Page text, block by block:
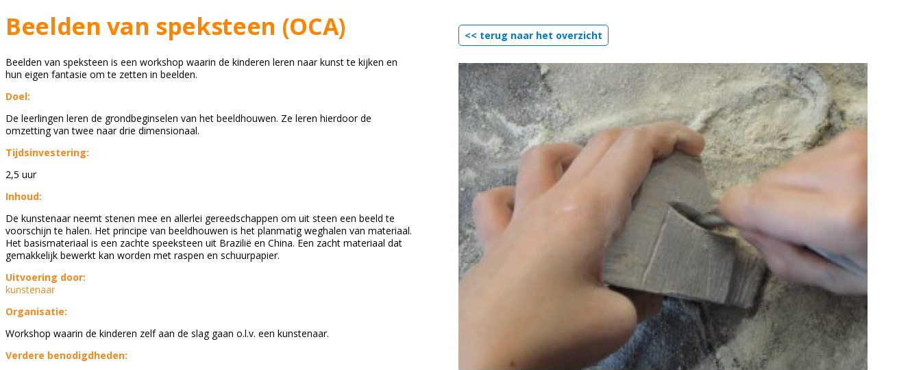
Beelden van speksteen (OCA)
Beelden van speksteen is een workshop waarin de kinderen leren naar kunst te kijken en
hun eigen fantasie om te zetten in beelden.
Doel:
De leerlingen leren de grondbeginselen van het beeldhouwen. Ze leren hierdoor de
omzetting van twee naar drie dimensionaal.
Tijdsinvestering:
2,5 uur
Inhoud:
De kunstenaar neemt stenen mee en allerlei gereedschappen om uit steen een beeld te
voorschijn te halen. Het principe van beeldhouwen is het planmatig weghalen van materiaal.
Het basismateriaal is een zachte speeksteen uit Brazilië en China. Een zacht materiaal dat
gemakkelijk bewerkt kan worden met raspen en schuurpapier.
Uitvoering door:
kunstenaar
Organisatie:
Workshop waarin de kinderen zelf aan de slag gaan o.l.v. een kunstenaar.
Verdere benodigdheden:
<< terug naar het overzicht